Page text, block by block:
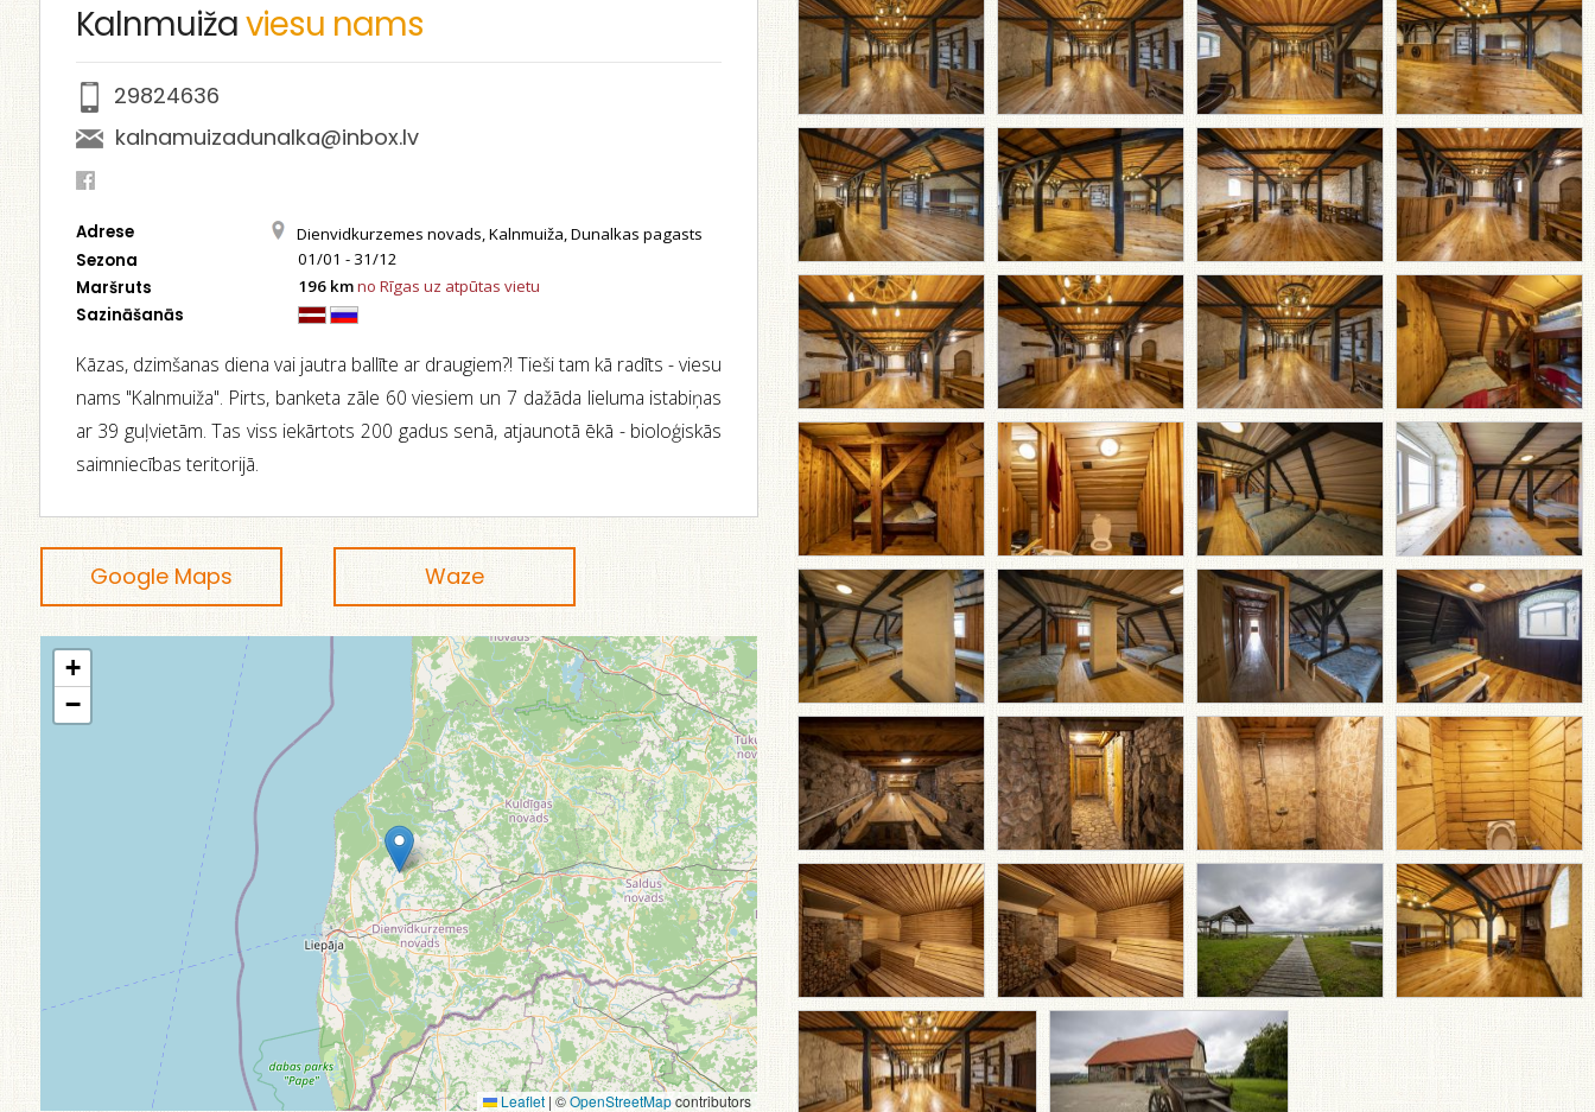
Kalnmuižaviesu nams
29824636
kalnamuizadunalka@inbox.lv
Adrese Dienvidkurzemes novads, Kalnmuiža, Dunalkas pagasts
Sezona 01/01 - 31/12
Maršruts 196 kmno Rīgas uz atpūtas vietu
Sazināšanās
Kāzas, dzimšanas diena vai jautra ballīte ar draugiem?! Tieši tam kā radīts - viesu
nams "Kalnmuiža". Pirts, banketa zāle 60 viesiem un 7 dažāda lieluma istabiņas
ar 39 guļvietām. Tas viss iekārtots 200 gadus senā, atjaunotā ēkā - bioloģiskās
saimniecības teritorijā.
Google Maps Waze
+
−
Leaflet | ©OpenStreetMapcontributors